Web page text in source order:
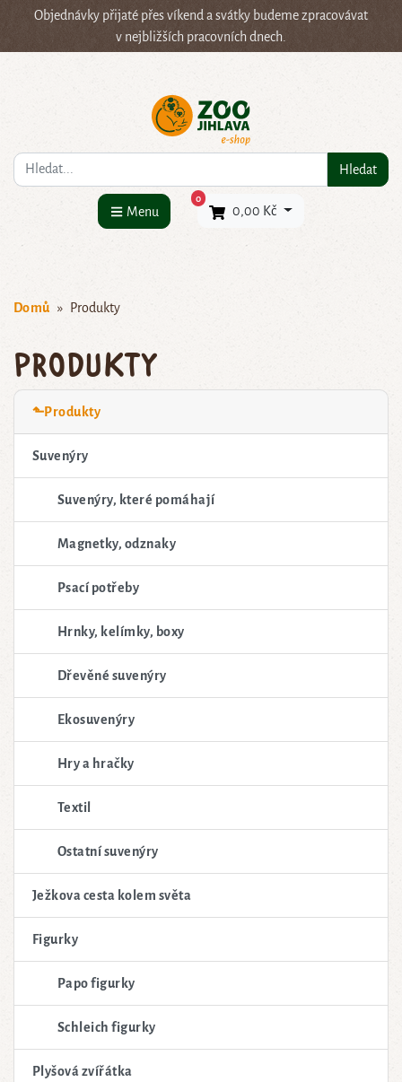
Objednávky přijaté přes víkend a svátky budeme zpracovávat
v nejbližších pracovních dnech.
Co hledáte? Hledat
Menu
0×
0,00 Kč
Domů Produkty
Produkty
⬑Produkty
Suvenýry
Suvenýry, které pomáhají
Magnetky, odznaky
Psací potřeby
Hrnky, kelímky, boxy
Dřevěné suvenýry
Ekosuvenýry
Hry a hračky
Textil
Ostatní suvenýry
Ježkova cesta kolem světa
Figurky
Papo figurky
Schleich figurky
Plyšová zvířátka